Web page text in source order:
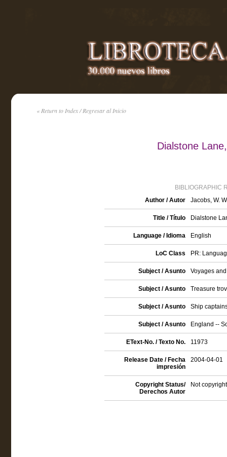
« Return to Index / Regresar al Inicio
Dialstone
BIBLIOGRAPHIC
Author / Autor
Jacobs, W.
Title / Título Dialstone
Language / Idioma English
LoC Class PR:
Subject / Asunto Voyages
Subject / Asunto Treasure
Subject / Asunto Ship
Subject / Asunto England --
EText-No. / Texto No. 11973
Release Date / Fecha
impresión
2004-04-01
Copyright Status/
Derechos Autor
Not